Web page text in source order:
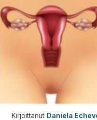
Kirjoittanut Daniela